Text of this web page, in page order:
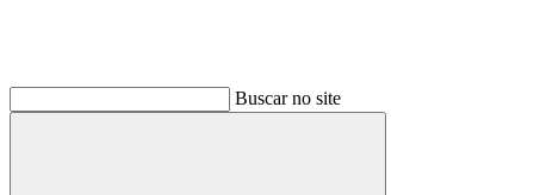
Buscar no site